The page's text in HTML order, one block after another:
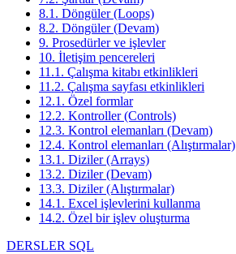
8.1. Döngüler (Loops)
8.2. Döngüler (Devam)
9. Prosedürler ve işlevler
10. İletişim pencereleri
11.1. Çalışma kitabı etkinlikleri
11.2. Çalışma sayfası etkinlikleri
12.1. Özel formlar
12.2. Kontroller (Controls)
12.3. Kontrol elemanları (Devam)
12.4. Kontrol elemanları (Alıştırmalar)
13.1. Diziler (Arrays)
13.2. Diziler (Devam)
13.3. Diziler (Alıştırmalar)
14.1. Excel işlevlerini kullanma
14.2. Özel bir işlev oluşturma
DERSLER SQL